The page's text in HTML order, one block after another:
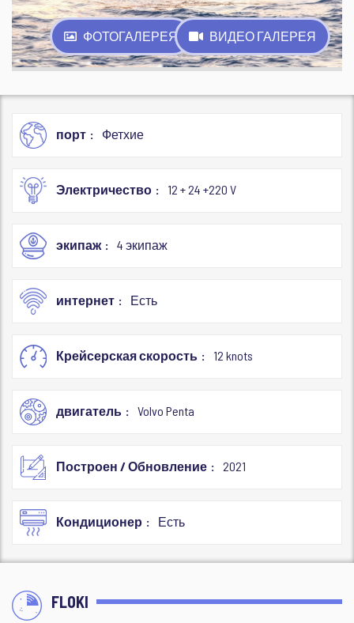
ФОТОГАЛЕРЕЯ ВИДЕО ГАЛЕРЕЯ
порт Фетхие
Электричество 12 + 24 +220 V
экипаж 4 экипаж
интернет Есть
Крейсерская скорость 12 knots
двигатель Volvo Penta
Построен / Обновление 2021
Кондиционер Есть
FLOKI